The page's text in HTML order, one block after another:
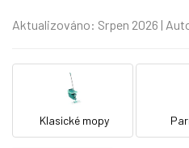
Aktualizováno: Srpen 2026 |
Klasické mopy